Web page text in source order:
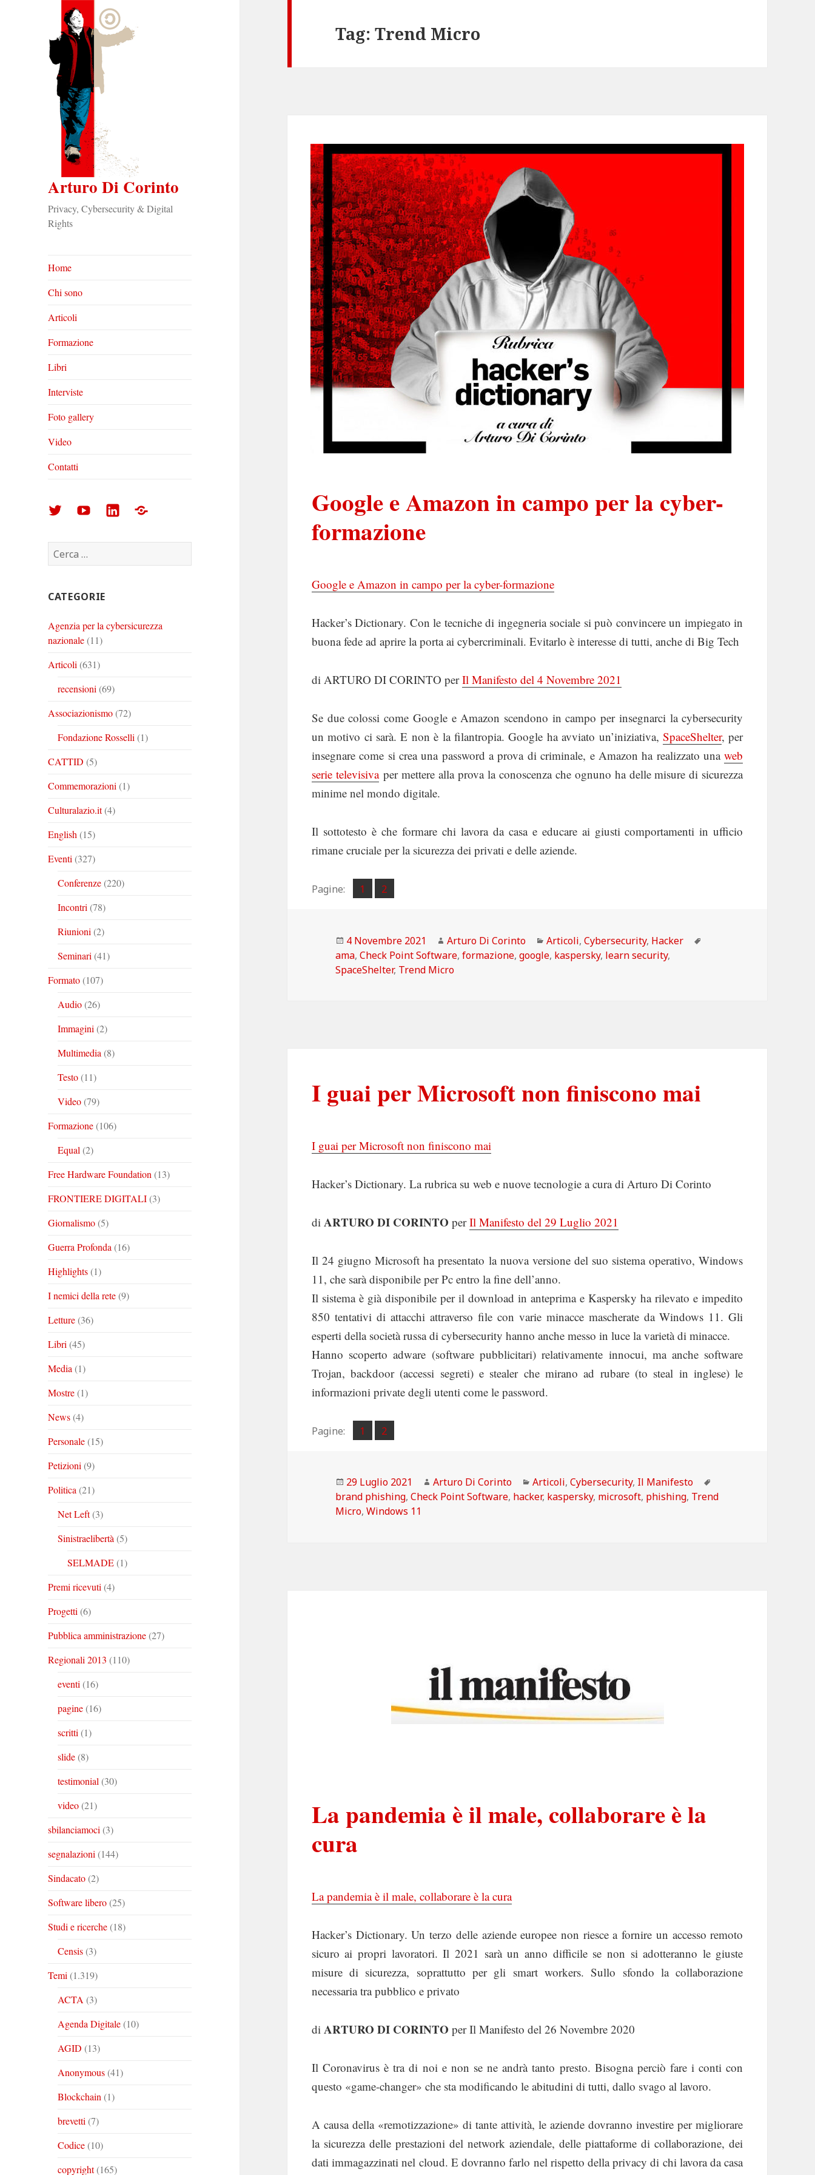
Arturo Di Corinto
Privacy, Cybersecurity & Digital
Rights
Home
Chi sono
Articoli
Formazione
Libri
Interviste
Foto gallery
Video
Contatti
Arturo
Corinto
su
Arturo
Corinto
su
Arturo
su
Foto
Ricerca
per:
CATEGORIE
Agenzia per la cybersicurezza
nazionale(11)
Articoli (631)
recensioni (69)
Associazionismo(72)
Fondazione Rosselli (1)
CATTID (5)
Commemorazioni (1)
Culturalazio.it(4)
English (15)
Eventi (327)
Conferenze(220)
Incontri (78)
Riunioni (2)
Seminari (41)
Formato(107)
Audio(26)
Immagini (2)
Multimedia (8)
Testo(11)
Video(79)
Formazione(106)
Equal (2)
Free Hardware Foundation (13)
FRONTIERE DIGITALI(3)
Giornalismo(5)
Guerra Profonda (16)
Highlights(1)
I nemici della rete(9)
Letture(36)
Libri (45)
Media (1)
Mostre(1)
News(4)
Personale(15)
Petizioni (9)
Politica (21)
Net Left(3)
Sinistraelibertà (5)
SELMADE(1)
Premi ricevuti (4)
Progetti (6)
Pubblica amministrazione(27)
Regionali 2013 (110)
eventi (16)
pagine(16)
scritti (1)
slide(8)
testimonial (30)
video(21)
sbilanciamoci (3)
segnalazioni (144)
Sindacato(2)
Software libero(25)
Studi e ricerche(18)
Censis(3)
Temi (1.319)
ACTA (3)
Agenda Digitale(10)
AGID (13)
Anonymous(41)
Blockchain (1)
brevetti (7)
Codice(10)
copyright(165)
Tag:Trend Micro
Google e Amazon in campo per la cyber-
formazione
Google e Amazon in campo per la cyber-formazione
Hacker’s Dictionary. Con le tecniche di ingegneria sociale si può convincere un impiegato in
buona fede ad aprire la porta ai cybercriminali. Evitarlo è interesse di tutti, anche di Big Tech
di ARTURO DI CORINTO perIl Manifesto del 4 Novembre 2021
Se due colossi come Google e Amazon scendono in campo per insegnarci la cybersecurity
un motivo ci sarà. E non è la filantropia. Google ha avviato un’iniziativa,SpaceShelter, per
insegnare come si crea una password a prova di criminale, e Amazon ha realizzato unaweb
serie televisivaper mettere alla prova la conoscenza che ognuno ha delle misure di sicurezza
minime nel mondo digitale.
Il sottotesto è che formare chi lavora da casa e educare ai giusti comportamenti in ufficio
rimane cruciale per la sicurezza dei privati e delle aziende.
Pagine: Pagina
1 ,
Pagina
2
Scritto
il
4 Novembre 2021 Autore
Arturo Di Corinto Categorie
Articoli,Cybersecurity, Hacker
ama,Check Point Software,formazione,google, kaspersky, learn security,
SpaceShelter, Trend Micro
I guai per Microsoft non finiscono mai
I guai per Microsoft non finiscono mai
Hacker’s Dictionary. La rubrica su web e nuove tecnologie a cura di Arturo Di Corinto
di ARTURO DI CORINTO perIl Manifesto del 29 Luglio 2021
Il 24 giugno Microsoft ha presentato la nuova versione del suo sistema operativo, Windows
11, che sarà disponibile per Pc entro la fine dell’anno.
Il sistema è già disponibile per il download in anteprima e Kaspersky ha rilevato e impedito
850 tentativi di attacchi attraverso file con varie minacce mascherate da Windows 11. Gli
esperti della società russa di cybersecurity hanno anche messo in luce la varietà di minacce.
Hanno scoperto adware (software pubblicitari) relativamente innocui, ma anche software
Trojan, backdoor (accessi segreti) e stealer che mirano ad rubare (to steal in inglese) le
informazioni private degli utenti come le password.
Pagine: Pagina
1 ,
Pagina
2
Scritto
il
29 Luglio 2021 Autore
Arturo Di Corinto Categorie
Articoli,Cybersecurity, Il Manifesto
brand phishing,Check Point Software, hacker, kaspersky, microsoft, phishing, Trend
Micro,Windows 11
La pandemia è il male, collaborare è la
cura
La pandemia è il male, collaborare è la cura
Hacker’s Dictionary. Un terzo delle aziende europee non riesce a fornire un accesso remoto
sicuro ai propri lavoratori. Il 2021 sarà un anno difficile se non si adotteranno le giuste
misure di sicurezza, soprattutto per gli smart workers. Sullo sfondo la collaborazione
necessaria tra pubblico e privato
di ARTURO DI CORINTO per Il Manifesto del 26 Novembre 2020
Il Coronavirus è tra di noi e non se ne andrà tanto presto. Bisogna perciò fare i conti con
questo «game-changer» che sta modificando le abitudini di tutti, dallo svago al lavoro.
A causa della «remotizzazione» di tante attività, le aziende dovranno investire per migliorare
la sicurezza delle prestazioni del network aziendale, delle piattaforme di collaborazione, dei
dati immagazzinati nel cloud. E dovranno farlo nel rispetto della privacy di chi lavora da casa